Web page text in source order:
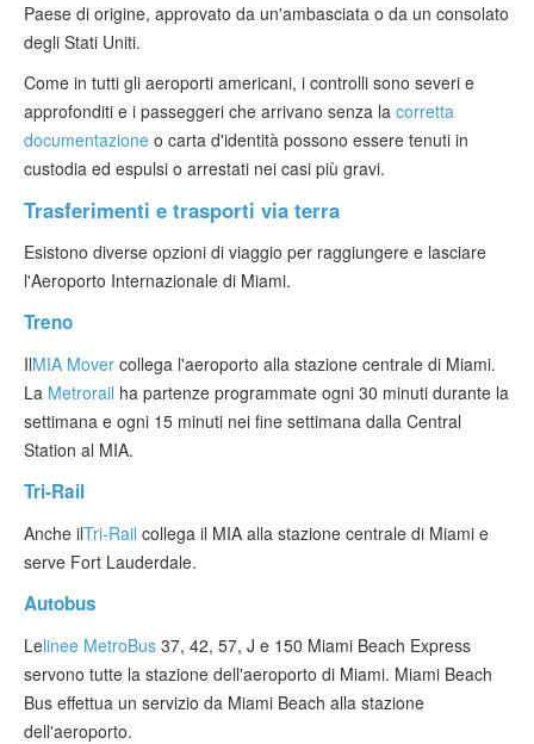
Paese di origine, approvato da un'ambasciata o da un consolato
degli Stati Uniti.
Come in tutti gli aeroporti americani, i controlli sono severi e
approfonditi e i passeggeri che arrivano senza la corretta
documentazione o carta d'identità possono essere tenuti in
custodia ed espulsi o arrestati nei casi più gravi.
Trasferimenti e trasporti via terra
Esistono diverse opzioni di viaggio per raggiungere e lasciare
l'Aeroporto Internazionale di Miami.
Treno
IlMIA Mover collega l'aeroporto alla stazione centrale di Miami.
La Metrorail ha partenze programmate ogni 30 minuti durante la
settimana e ogni 15 minuti nei fine settimana dalla Central
Station al MIA.
Tri-Rail
Anche ilTri-Rail collega il MIA alla stazione centrale di Miami e
serve Fort Lauderdale.
Autobus
Lelinee MetroBus 37, 42, 57, J e 150 Miami Beach Express
servono tutte la stazione dell'aeroporto di Miami. Miami Beach
Bus effettua un servizio da Miami Beach alla stazione
dell'aeroporto.